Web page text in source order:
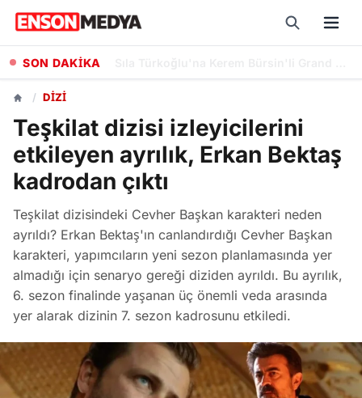
SON DAKİKA
/ DIZI
Teşkilat dizisi izleyicilerini
etkileyen ayrılık, Erkan Bektaş
kadrodan çıktı
Teşkilat dizisindeki Cevher Başkan karakteri neden
ayrıldı? Erkan Bektaş'ın canlandırdığı Cevher Başkan
karakteri, yapımcıların yeni sezon planlamasında yer
almadığı için senaryo gereği diziden ayrıldı. Bu ayrılık,
6. sezon finalinde yaşanan üç önemli veda arasında
yer alarak dizinin 7. sezon kadrosunu etkiledi.